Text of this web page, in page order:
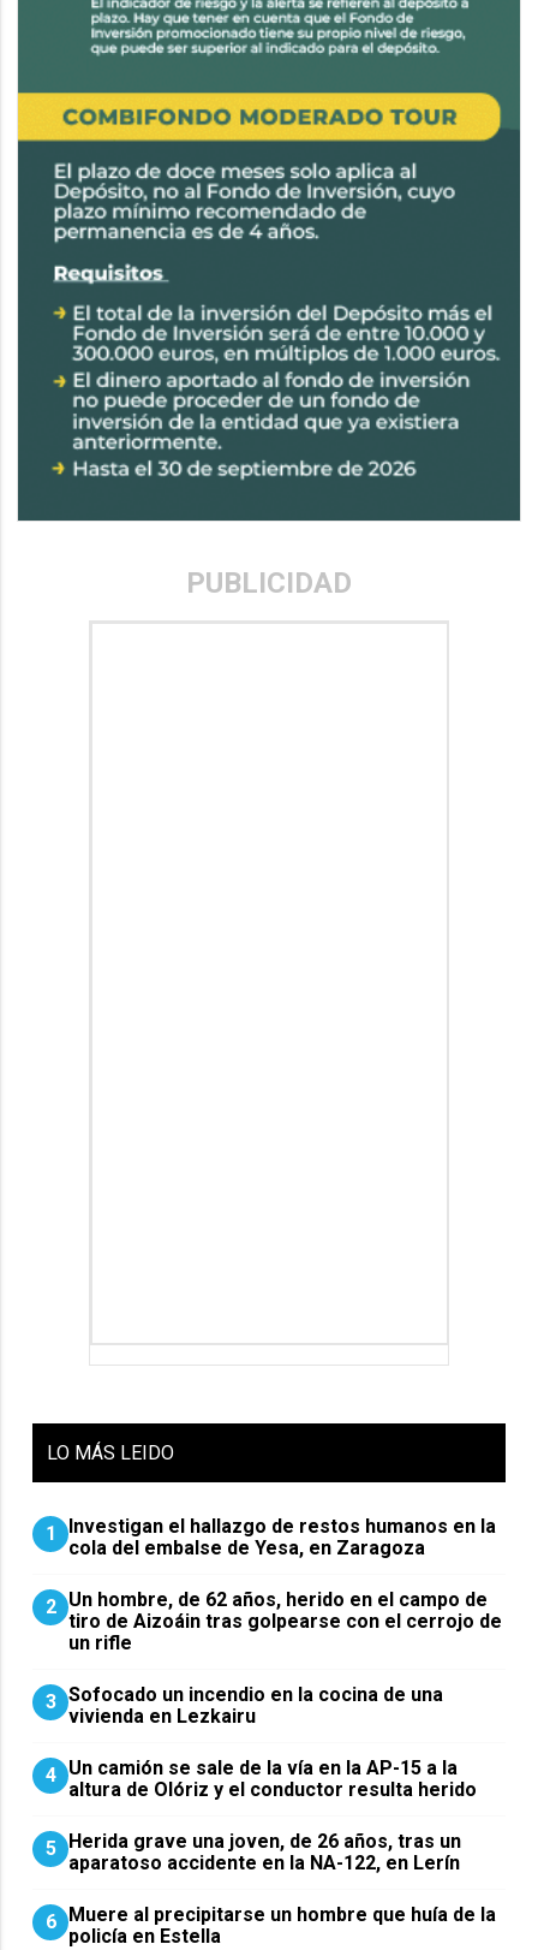
PUBLICIDAD
LO MÁS LEIDO
1
Investigan el hallazgo de restos humanos en la
cola del embalse de Yesa, en Zaragoza
2 Un hombre, de 62 años, herido en el campo de
tiro de Aizoáin tras golpearse con el cerrojo de
un rifle
3 Sofocado un incendio en la cocina de una
vivienda en Lezkairu
4 Un camión se sale de la vía en la AP-15 a la
altura de Olóriz y el conductor resulta herido
5
Herida grave una joven, de 26 años, tras un
aparatoso accidente en la NA-122, en Lerín
6
Muere al precipitarse un hombre que huía de la
policía en Estella